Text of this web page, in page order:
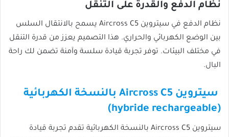
نظام الدفع والقدرة على التنقل
نظام الدفع في سيتروين Aircross C5 يسمح بالانتقال السلس
بين الوضع الكهربائي والحراري. هذا التصميم يعزز من قدرة التنقل
في مختلف البيئات. توفر تجربة قيادة سلسة وآمنة تضمن لك راحة
البال.
سيتروين Aircross C5 بالنسخة الكهربائية
(hybride rechargeable)
سيتروين Aircross C5 بالنسخة الكهربائية تقدم تجربة قيادة